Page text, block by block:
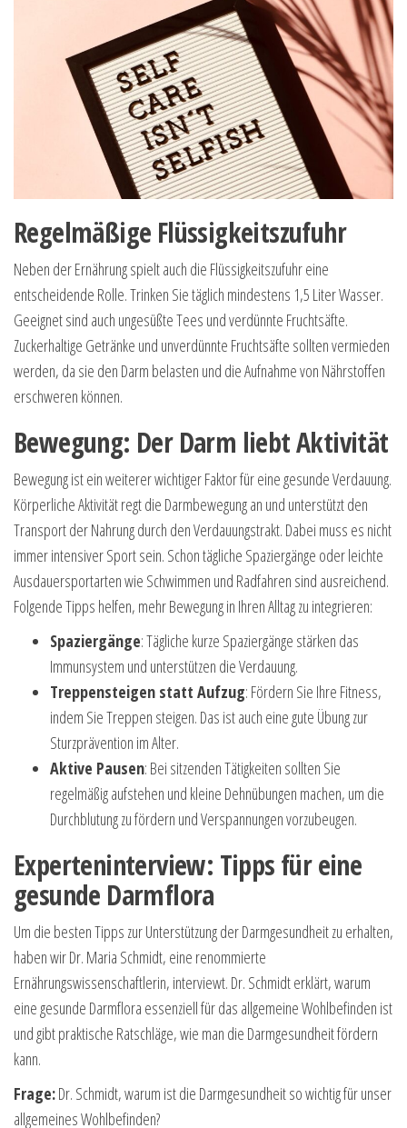
Regelmäßige Flüssigkeitszufuhr
Neben der Ernährung spielt auch die Flüssigkeitszufuhr eine
entscheidende Rolle. Trinken Sie täglich mindestens 1,5 Liter Wasser.
Geeignet sind auch ungesüßte Tees und verdünnte Fruchtsäfte.
Zuckerhaltige Getränke und unverdünnte Fruchtsäfte sollten vermieden
werden, da sie den Darm belasten und die Aufnahme von Nährstoffen
erschweren können.
Bewegung: Der Darm liebt Aktivität
Bewegung ist ein weiterer wichtiger Faktor für eine gesunde Verdauung.
Körperliche Aktivität regt die Darmbewegung an und unterstützt den
Transport der Nahrung durch den Verdauungstrakt. Dabei muss es nicht
immer intensiver Sport sein. Schon tägliche Spaziergänge oder leichte
Ausdauersportarten wie Schwimmen und Radfahren sind ausreichend.
Folgende Tipps helfen, mehr Bewegung in Ihren Alltag zu integrieren:
Spaziergänge: Tägliche kurze Spaziergänge stärken das
Immunsystem und unterstützen die Verdauung.
Treppensteigen statt Aufzug: Fördern Sie Ihre Fitness,
indem Sie Treppen steigen. Das ist auch eine gute Übung zur
Sturzprävention im Alter.
Aktive Pausen: Bei sitzenden Tätigkeiten sollten Sie
regelmäßig aufstehen und kleine Dehnübungen machen, um die
Durchblutung zu fördern und Verspannungen vorzubeugen.
Experteninterview: Tipps für eine
gesunde Darmflora
Um die besten Tipps zur Unterstützung der Darmgesundheit zu erhalten,
haben wir Dr. Maria Schmidt, eine renommierte
Ernährungswissenschaftlerin, interviewt. Dr. Schmidt erklärt, warum
eine gesunde Darmflora essenziell für das allgemeine Wohlbefinden ist
und gibt praktische Ratschläge, wie man die Darmgesundheit fördern
kann.
Frage:Dr. Schmidt, warum ist die Darmgesundheit so wichtig für unser
allgemeines Wohlbefinden?